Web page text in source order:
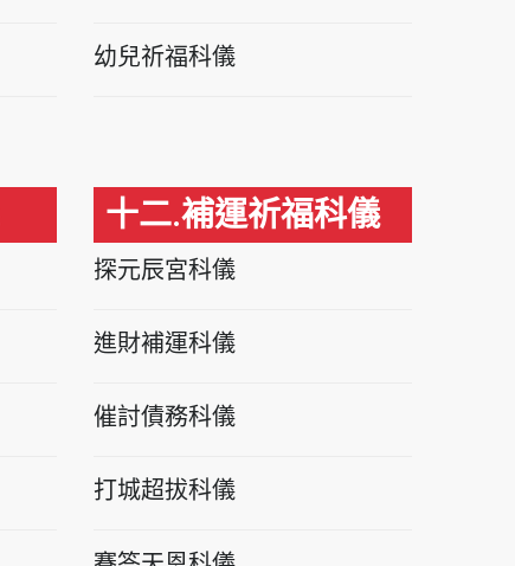
幼兒祈福科儀
十二.補運祈福科儀
探元辰宮科儀
進財補運科儀
催討債務科儀
打城超拔科儀